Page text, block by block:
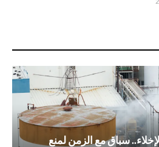
سباق مع الزمن لمنع